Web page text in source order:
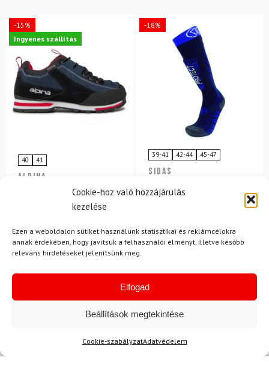
Cookie-hoz való hozzájárulás
kezelése
Ezen a weboldalon sütiket használunk statisztikai és reklámcélokra
annak érdekében, hogy javítsuk a felhasználói élményt, illetve később
releváns hirdetéseket jelenítsünk meg.
Elfogad
Beállítások megtekintése
Cookie-szabályzatAdatvédelem
-15%
Ingyenes szállítás
40 41
ALPINA
Túracipő ALPINA Royal
50 680 Ft 42 880 Ft
Raktáron
-18%
39-41 42-44 45-47
SIDAS
Ski Protect V2
21 450 Ft 17 530 Ft